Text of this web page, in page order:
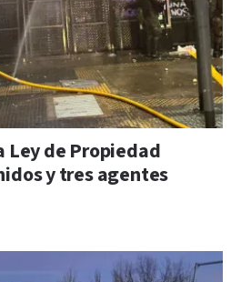
Ley de Propiedad
y tres agentes